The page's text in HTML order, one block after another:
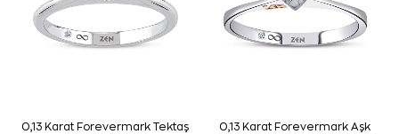
0,13 Karat Forevermark Tektaş
0,13 Karat Forevermark Aşk